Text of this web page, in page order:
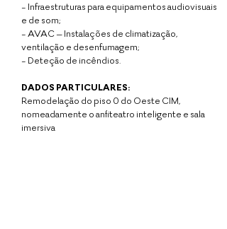
- Infraestruturas para equipamentos audiovisuais
e de som;
- AVAC – Instalações de climatização,
ventilação e desenfumagem;
- Deteção de incêndios.
DADOS PARTICULARES:
Remodelação do piso 0 do Oeste CIM,
nomeadamente o anfiteatro inteligente e sala
imersiva